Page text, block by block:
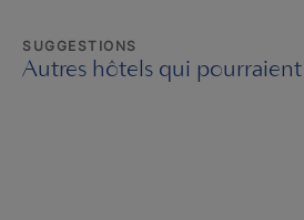
SUGGESTIONS
Autres hôtels qui pourraient